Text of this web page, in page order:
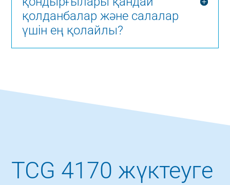
қолданбалар және салалар
үшін ең қолайлы?
TCG 4170 жүктеуге